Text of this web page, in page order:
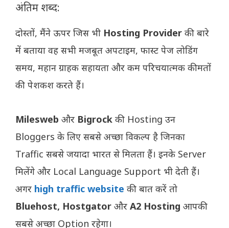
अंतिम शब्द:
दोस्तों, मैंने ऊपर जिस भी Hosting Provider की बारे
में बताया वह सभी मजबूत अपटाइम, फास्ट पेज लोडिंग
समय, महान ग्राहक सहायता और कम परिचयात्मक कीमतों
की पेशकश करते हैं।
Milesweb और Bigrock की Hosting उन
Bloggers के लिए सबसे अच्छा विकल्प है जिनका
Traffic सबसे जयादा भारत से मिलता हैं। इनके Server
मिलेंगे और Local Language Support भी देती हैं।
अगर high traffic website की बात करें तो
Bluehost, Hostgator और A2 Hosting आपकी
सबसे अच्छा Option रहेगा।